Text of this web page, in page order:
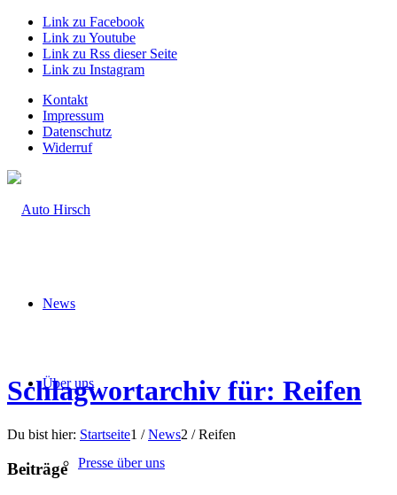
Link zu Facebook
Link zu Youtube
Link zu Rss dieser Seite
Link zu Instagram
Kontakt
Impressum
Datenschutz
Widerruf
News
Über uns
Presse über uns
Schlagwortarchiv für: Reifen
Du bist hier: Startseite1 / News2 / Reifen
Beiträge